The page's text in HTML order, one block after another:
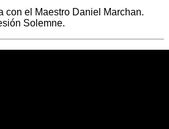
con el Maestro Daniel Marchan.
Solemne.